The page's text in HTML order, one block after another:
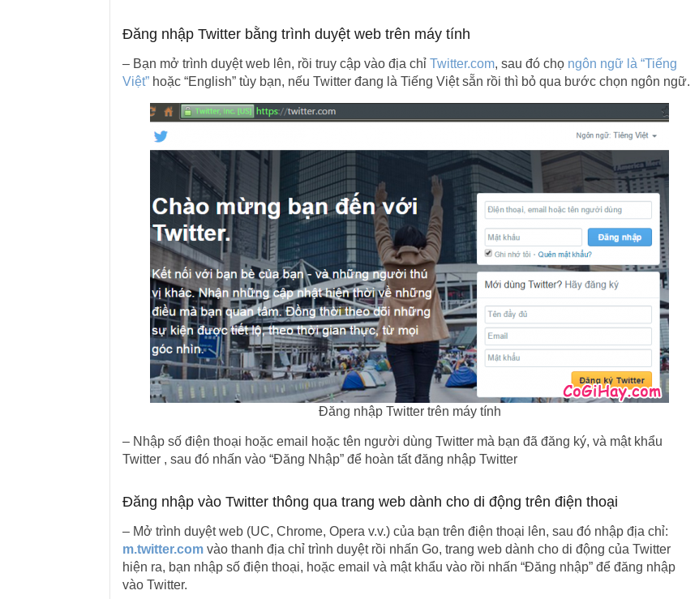
Đăng nhập Twitter bằng trình duyệt web trên máy tính
– Bạn mở trình duyệt web lên, rồi truy cập vào địa chỉ Twitter.com, sau đó chọ ngôn ngữ là “Tiếng
Việt”hoặc “English” tùy bạn, nếu Twitter đang là Tiếng Việt sẵn rồi thì bỏ qua bước chọn ngôn ngữ.
Đăng nhập Twitter trên máy tính
– Nhập số điện thoại hoặc email hoặc tên người dùng Twitter mà bạn đã đăng ký, và mật khẩu
Twitter , sau đó nhấn vào “Đăng Nhập” để hoàn tất đăng nhập Twitter
Đăng nhập vào Twitter thông qua trang web dành cho di động trên điện thoại
– Mở trình duyệt web (UC, Chrome, Opera v.v.) của bạn trên điện thoại lên, sau đó nhập địa chỉ:
m.twitter.comvào thanh địa chỉ trình duyệt rồi nhấn Go, trang web dành cho di động của Twitter
hiện ra, bạn nhập số điện thoại, hoặc email và mật khẩu vào rồi nhấn “Đăng nhập” để đăng nhập
vào Twitter.